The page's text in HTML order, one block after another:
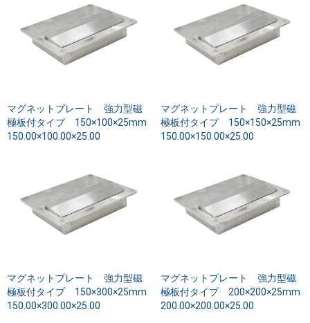
マグネットプレート 強力型磁
極板付タイプ 150×100×25mm
150.00×100.00×25.00
マグネットプレート 強力型磁
極板付タイプ 150×150×25mm
150.00×150.00×25.00
マグネットプレート 強力型磁
極板付タイプ 150×300×25mm
150.00×300.00×25.00
マグネットプレート 強力型磁
極板付タイプ 200×200×25mm
200.00×200.00×25.00